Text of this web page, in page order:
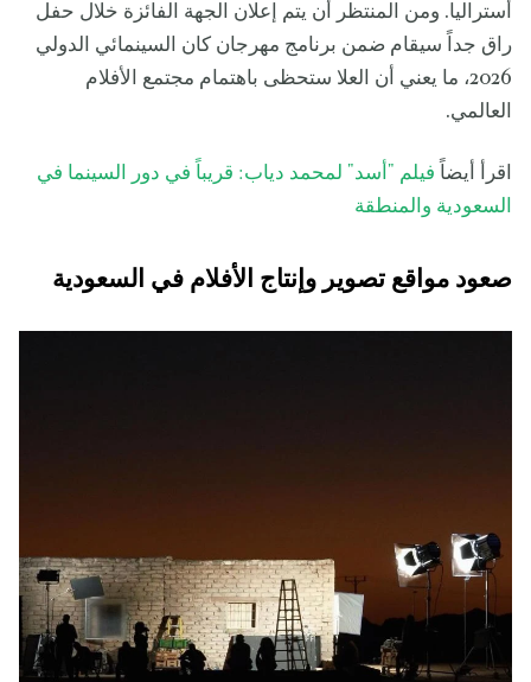
أستراليا. ومن المنتظر أن يتم إعلان الجهة الفائزة خلال حفل
راق جداً سيقام ضمن برنامج مهرجان كان السينمائي الدولي
2026، ما يعني أن العلا ستحظى باهتمام مجتمع الأفلام
العالمي.
اقرأ أيضاً فيلم "أسد" لمحمد دياب: قريباً في دور السينما في
السعودية والمنطقة
صعود مواقع تصوير وإنتاج الأفلام في السعودية